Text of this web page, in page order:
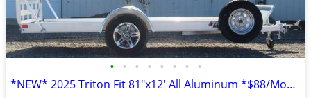
• • • • • • • •
*NEW* 2025 Triton Fit 81"x12' All Aluminum *$88/Month OAC $0 Down*